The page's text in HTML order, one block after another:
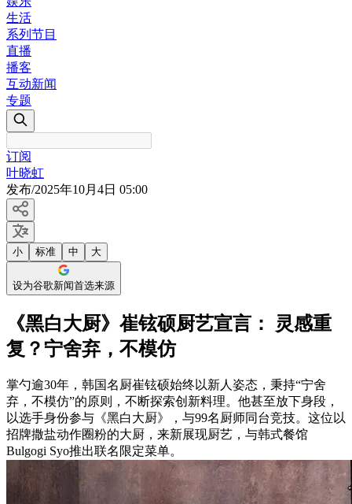
生活
系列节目
直播
播客
互动新闻
专题
订阅
叶晓虹
发布/2025年10月4日 05:00
小 标准 中 大
设为谷歌新闻首选来源
《黑白大厨》崔铉硕厨艺宣言： 灵感重
复？宁舍弃，不模仿
掌勺逾30年，韩国名厨崔铉硕始终以新人姿态，秉持“宁舍
弃，不模仿”的原则，不断探索创新料理。他甚至放下身段，
以选手身份参与《黑白大厨》，与99名厨师同台竞技。这位以
招牌撒盐动作圈粉的大厨，来新展现厨艺，与韩式餐馆
Bulgogi Syo推出联名限定菜单。